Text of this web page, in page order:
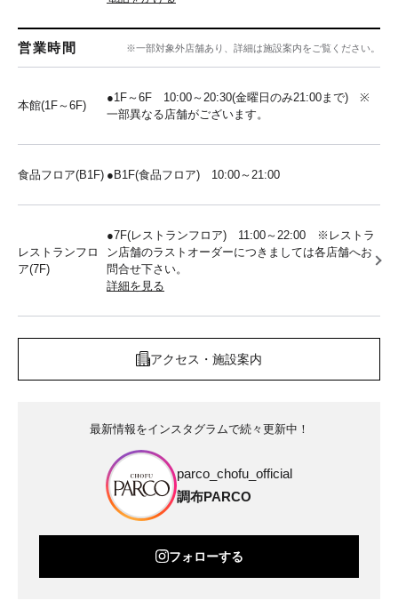
営業時間 ※一部対象外店舗あり、詳細は施設案内をご覧ください。
本館(1F～6F)
●1F～6F 10:00～20:30(金曜日のみ21:00まで) ※
一部異なる店舗がございます。
食品フロア(B1F) ●B1F(食品フロア) 10:00～21:00
レストランフロ
ア(7F)
●7F(レストランフロア) 11:00～22:00 ※レストラ
ン店舗のラストオーダーにつきましては各店舗へお
問合せ下さい。
詳細を見る
アクセス・施設案内
最新情報をインスタグラムで続々更新中！
parco_chofu_official
調布PARCO
フォローする